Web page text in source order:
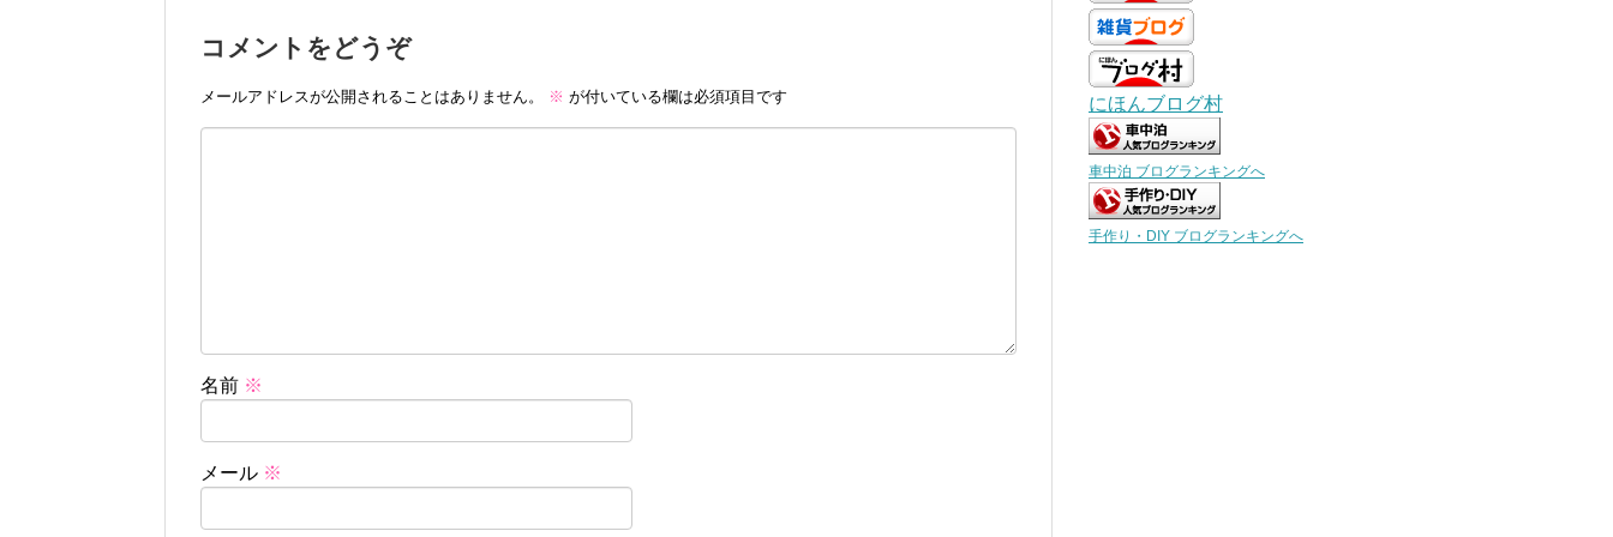
コメントをどうぞ
メールアドレスが公開されることはありません。 ※ が付いている欄は必須項目です
名前 ※
メール ※
にほんブログ村
車中泊 ブログランキングへ
手作り・DIY ブログランキングへ